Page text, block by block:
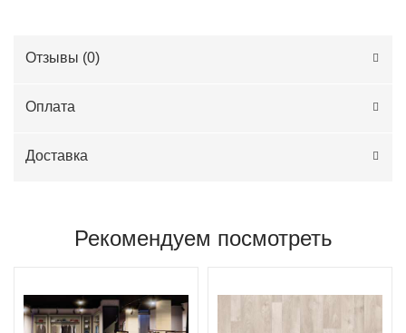
Отзывы (0)
Оплата
Доставка
Рекомендуем посмотреть